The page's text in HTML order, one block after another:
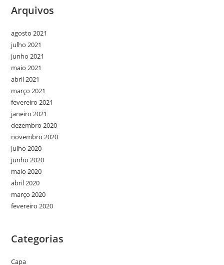
Arquivos
agosto 2021
julho 2021
junho 2021
maio 2021
abril 2021
março 2021
fevereiro 2021
janeiro 2021
dezembro 2020
novembro 2020
julho 2020
junho 2020
maio 2020
abril 2020
março 2020
fevereiro 2020
Categorias
Capa